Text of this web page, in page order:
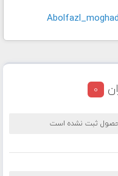
0
ثبت نشده است